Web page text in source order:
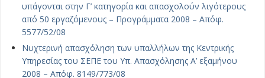
υπάγονται στην Γ’ κατηγορία και απασχολούν λιγότερους
από 50 εργαζόμενους – Προγράμματα 2008 – Απόφ.
5577/52/08
Νυχτερινή απασχόληση των υπαλλήλων της Κεντρικής
Υπηρεσίας του ΣΕΠΕ του Υπ. Απασχόλησης Α’ εξαμήνου
2008 – Απόφ. 8149/773/08